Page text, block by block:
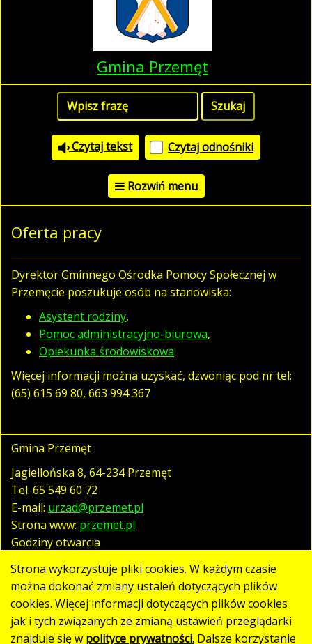
Gmina Przemęt
Czytaj tekst Czytaj odnośniki
Rozwiń menu
Oferta pracy
Dyrektor Gminnego Ośrodka Pomocy Społecznej w
Przemęcie poszukuje osób na stanowiska:
Asystent rodziny,
Pomoc administracyjno-biurowa,
Opiekunka środowiskowa
Więcej informacji można uzyskać, dzwoniąc pod nr tel:
(65) 615 69 80, 663 994 367
Gmina Przemęt
Jagiellońska 8, 64-234 Przemęt
Tel. 65 549 60 72
E-mail: urzad@przemet.pl
Strona www: przemet.pl
Godziny otwarcia
pn. - pt. 07:30 - 15:30
Polityka prywatności
Klauzula RODO
Strona wykorzystuje pliki cookies. W każdym czasie
można dokonać zmiany ustaleń dotyczących plików
cookies. Więcej informacji dotyczących plików cookies
jak i tych związanych ze zmianą ustawień przeglądarki
znajduje się w polityce prywatności. Dalsze korzystanie